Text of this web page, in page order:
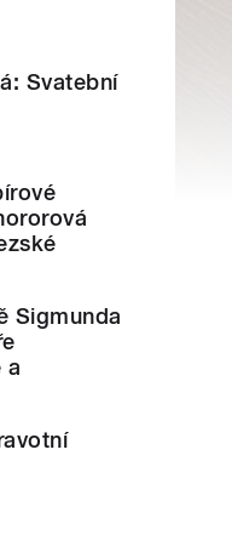
Svatební
Sigmunda
a